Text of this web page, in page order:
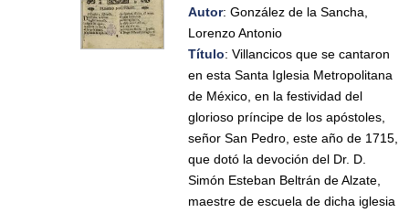
Autor: González de la Sancha,
Lorenzo Antonio
Título: Villancicos que se cantaron
en esta Santa Iglesia Metropolitana
de México, en la festividad del
glorioso príncipe de los apóstoles,
señor San Pedro, este año de 1715,
que dotó la devoción del Dr. D.
Simón Esteban Beltrán de Alzate,
maestre de escuela de dicha iglesia